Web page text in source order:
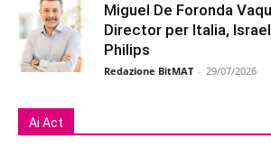
Miguel De Foronda
Director per Italia,
Philips
Redazione BitMAT - 29/07/2026
Ai Act